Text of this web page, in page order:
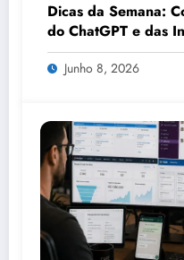
Dicas da Semana:
do ChatGPT e das
Junho 8, 2026